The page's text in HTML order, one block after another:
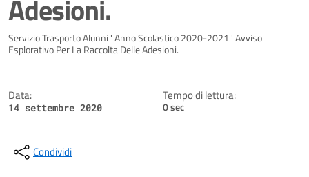
Adesioni.
Dettagli della notizia
Servizio Trasporto Alunni ' Anno Scolastico 2020-2021 ' Avviso
Esplorativo Per La Raccolta Delle Adesioni.
Data:
14 settembre 2020
Tempo di lettura:
0 sec
Condividi